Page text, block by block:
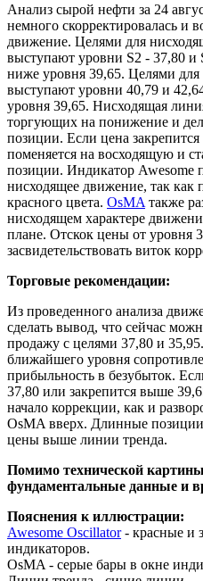
Анализ сырой нефти за 24
немного скорректировалась и
движение. Целями для
выступают уровни S2 - 37,80 и
ниже уровня 39,65. Целями для
выступают уровни 40,79 и
уровня 39,65. Нисходящая
торгующих на понижение и
позиции. Если цена
поменяется на восходящую и
позиции. Индикатор Awesome
нисходящее движение, так как
красного цвета. OsMA также
нисходящем характере
плане. Отскок цены от уровня
засвидетельствовать виток
Торговые рекомендации:
Из проведенного анализа
сделать вывод, что сейчас
продажу с целями 37,80 и
ближайшего уровня
прибыльность в безубыток.
37,80 или закрепится выше
начало коррекции, как и
OsMA вверх. Длинные
цены выше линии тренда.
Помимо технической
фундаментальные данные и
Пояснения к иллюстрации:
Awesome Oscillator- красные и
индикаторов.
OsMA - серые бары в окне